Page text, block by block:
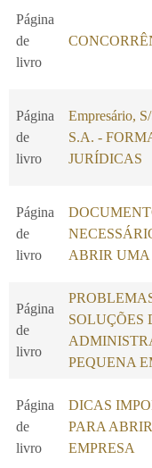
Página
de
livro
Página
de
livro
Empresário,
S.A. -
JURÍDICAS
Página
de
livro
ABRIR UMA
Página
de
livro
SOLUÇÕES
PEQUENA
Página
de
livro
DICAS
PARA
EMPRESA